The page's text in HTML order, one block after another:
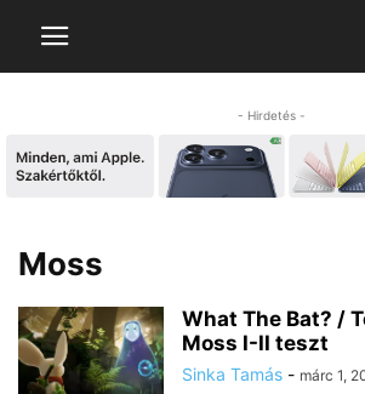
- Hirdetés -
Moss
What The Bat? /
Moss I-II teszt
Sinka Tamás - márc 1,